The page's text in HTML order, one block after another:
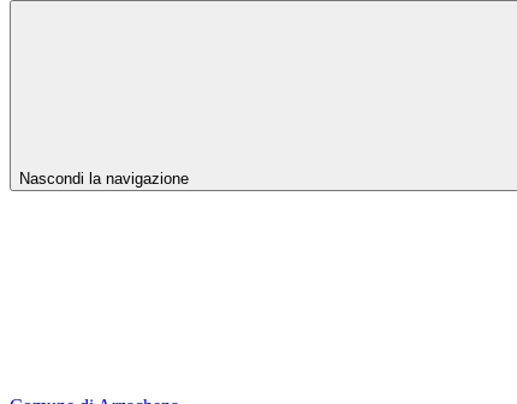
Nascondi la navigazione